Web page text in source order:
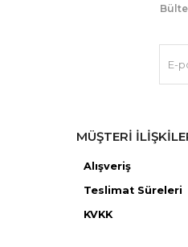
MÜŞTERİ
Alışveriş
Teslimat Süreleri
KVKK